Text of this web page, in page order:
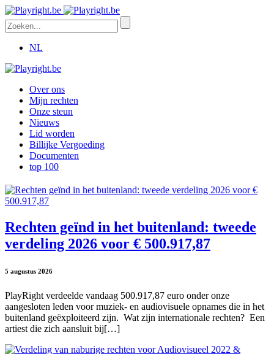
NL
Over ons
Mijn rechten
Onze steun
Nieuws
Lid worden
Billijke Vergoeding
Documenten
top 100
Rechten geïnd in het buitenland: tweede
verdeling 2026 voor € 500.917,87
5 augustus 2026
PlayRight verdeelde vandaag 500.917,87 euro onder onze
aangesloten leden voor muziek- en audiovisuele opnames die in het
buitenland geëxploiteerd zijn. Wat zijn internationale rechten? Een
artiest die zich aansluit bij[…]